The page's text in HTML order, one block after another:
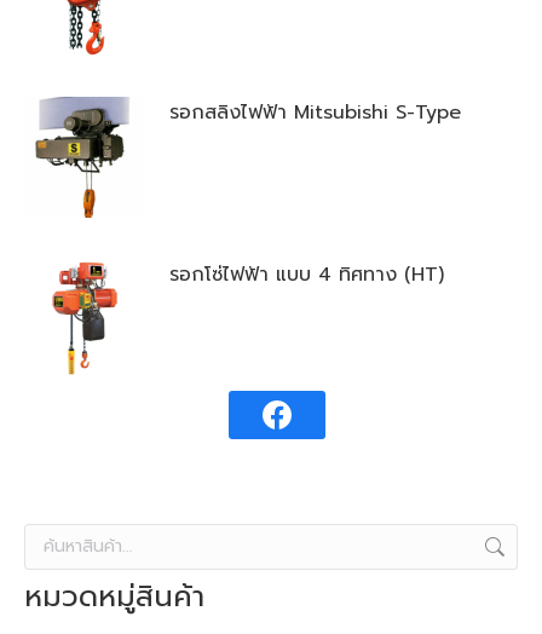
รอกสลิงไฟฟ้า Mitsubishi S-Type
รอกโซ่ไฟฟ้า แบบ 4 ทิศทาง (HT)
หมวดหมู่สินค้า